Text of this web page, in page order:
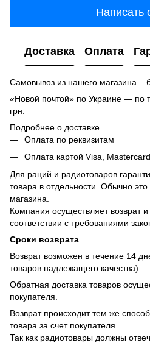
Написать
Доставка Оплата
Самовывоз из нашего магазина –
«Новой почтой» по Украине —
грн.
Подробнее о доставке
Оплата по реквизитам
Оплата картой Visa,
Для раций и радиотоваров
товара в отдельности. Обычно
магазина.
Компания осуществляет возврат
соответствии с требованиями
Сроки возврата
Возврат возможен в течение 14
товаров надлежащего качества).
Обратная доставка товаров
покупателя.
Возврат происходит тем же
товара за счет покупателя.
Так как радиотовары должны